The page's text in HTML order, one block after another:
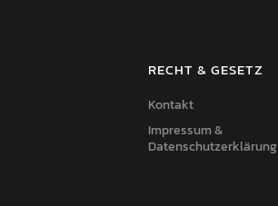
RECHT & GESETZ
Kontakt
Impressum &
Datenschutzerklärung